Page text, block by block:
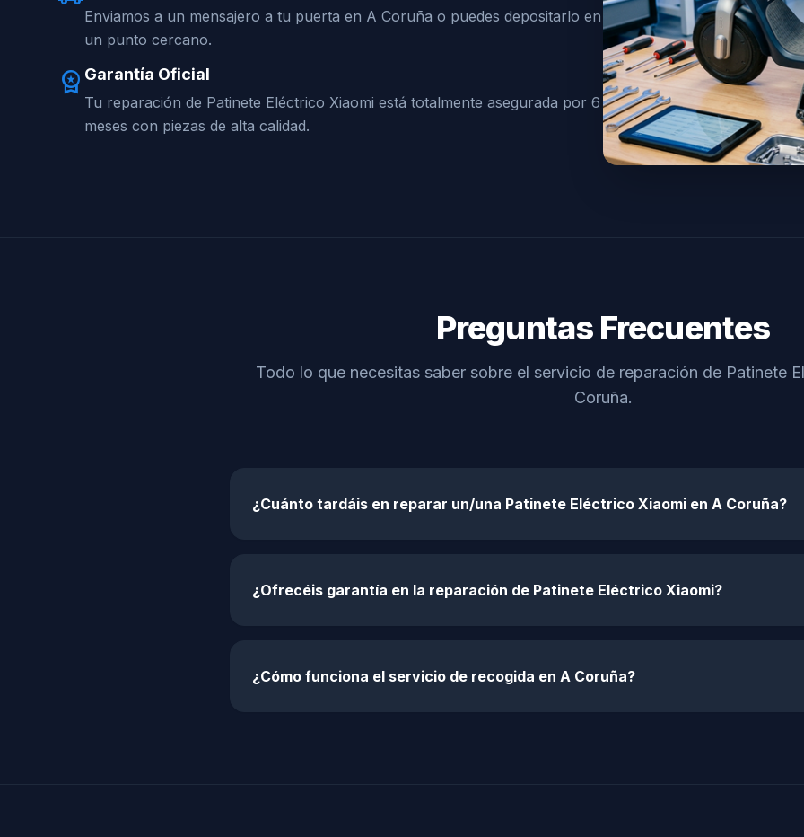
Enviamos a un mensajero a tu puerta en A Coruña o puedes depositarlo en
un punto cercano.
workspace_premium Garantía Oficial
Tu reparación de Patinete Eléctrico Xiaomi está totalmente asegurada por 6
meses con piezas de alta calidad.
Preguntas Frecuentes
Todo lo que necesitas saber sobre el servicio de reparación de Patinete
Coruña.
¿Cuánto tardáis en reparar un/una Patinete Eléctrico Xiaomi en A Coruña?
¿Ofrecéis garantía en la reparación de Patinete Eléctrico Xiaomi?
¿Cómo funciona el servicio de recogida en A Coruña?